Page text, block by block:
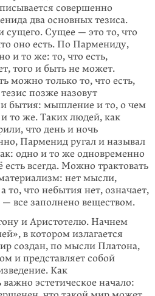
совершенно
два основных тезиса.
Сущее — это то, что
оно есть. По Пармениду,
и то же: то, что есть,
того и быть не может.
можно только то, что есть,
позже назовут
бытия: мышление и то, о чем
то же. Таких людей, как
что день и ночь
Парменид ругал и называл
одно и то же одновременно
есть всегда. Можно трактовать
нет мысли,
то, что небытия нет, означает,
все заполнено веществом.
и Аристотелю. Начнем
в котором излагается
создан, по мысли Платона,
и представляет собой
Как
эстетическое начало: